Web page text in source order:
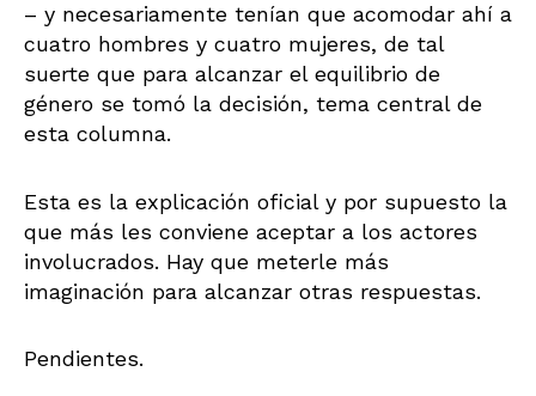
– y necesariamente tenían que acomodar ahí a
cuatro hombres y cuatro mujeres, de tal
suerte que para alcanzar el equilibrio de
género se tomó la decisión, tema central de
esta columna.
Esta es la explicación oficial y por supuesto la
que más les conviene aceptar a los actores
involucrados. Hay que meterle más
imaginación para alcanzar otras respuestas.
Pendientes.